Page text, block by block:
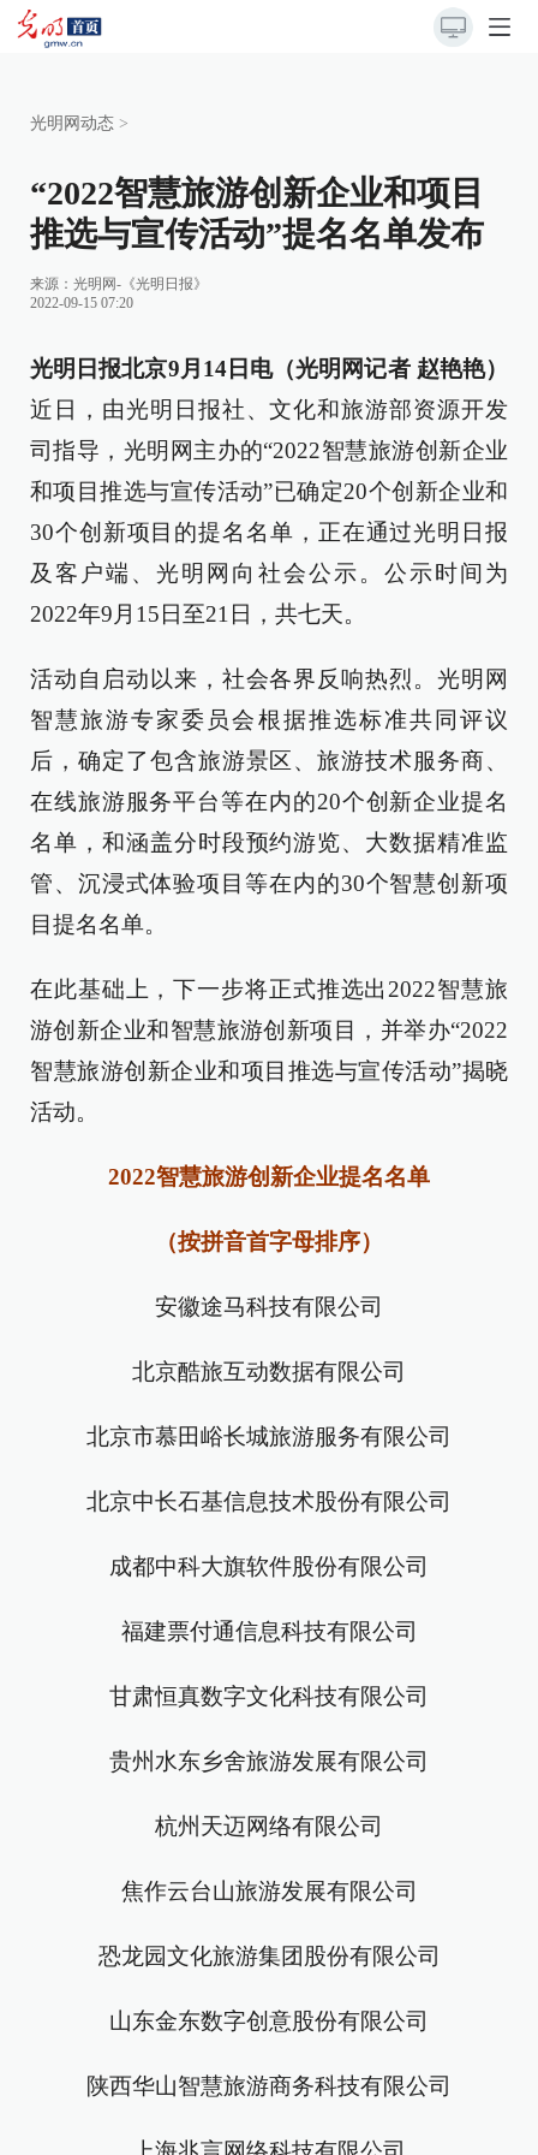
光明网动态 >
“2022智慧旅游创新企业和项目
推选与宣传活动”提名名单发布
来源： 光明网-《光明日报》
2022-09-15 07:20
光明日报北京9月14日电（光明网记者 赵艳艳）
近日，由光明日报社、文化和旅游部资源开发
司指导，光明网主办的“2022智慧旅游创新企业
和项目推选与宣传活动”已确定20个创新企业和
30个创新项目的提名名单，正在通过光明日报
及客户端、光明网向社会公示。公示时间为
2022年9月15日至21日，共七天。
活动自启动以来，社会各界反响热烈。光明网
智慧旅游专家委员会根据推选标准共同评议
后，确定了包含旅游景区、旅游技术服务商、
在线旅游服务平台等在内的20个创新企业提名
名单，和涵盖分时段预约游览、大数据精准监
管、沉浸式体验项目等在内的30个智慧创新项
目提名名单。
在此基础上，下一步将正式推选出2022智慧旅
游创新企业和智慧旅游创新项目，并举办“2022
智慧旅游创新企业和项目推选与宣传活动”揭晓
活动。
2022智慧旅游创新企业提名名单
（按拼音首字母排序）
安徽途马科技有限公司
北京酷旅互动数据有限公司
北京市慕田峪长城旅游服务有限公司
北京中长石基信息技术股份有限公司
成都中科大旗软件股份有限公司
福建票付通信息科技有限公司
甘肃恒真数字文化科技有限公司
贵州水东乡舍旅游发展有限公司
杭州天迈网络有限公司
焦作云台山旅游发展有限公司
恐龙园文化旅游集团股份有限公司
山东金东数字创意股份有限公司
陕西华山智慧旅游商务科技有限公司